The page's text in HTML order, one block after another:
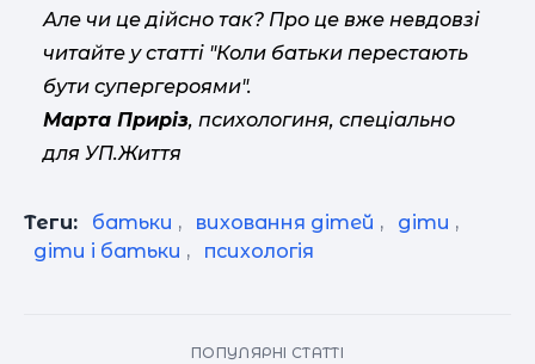
Але чи це дійсно так? Про це вже невдовзі
читайте у статті "Коли батьки перестають
бути супергероями".
Марта Приріз, психологиня, спеціально
для УП.Життя
Теги: батьки , виховання дітей , діти ,
діти і батьки , психологія
ПОПУЛЯРНІ СТАТТІ